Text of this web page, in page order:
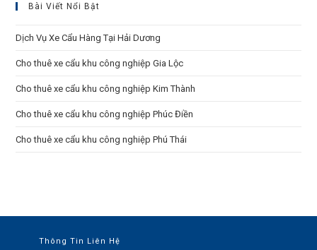
Bài Viết Nổi Bật
Dịch Vụ Xe Cẩu Hàng Tại Hải Dương
Cho thuê xe cẩu khu công nghiệp Gia Lộc
Cho thuê xe cẩu khu công nghiệp Kim Thành
Cho thuê xe cẩu khu công nghiệp Phúc Điền
Cho thuê xe cẩu khu công nghiệp Phú Thái
Thông Tin Liên Hệ